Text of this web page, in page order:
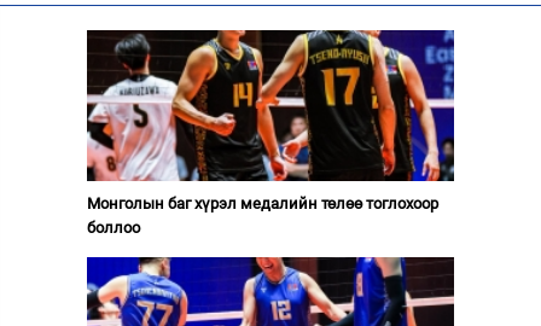
Монголын баг хүрэл медалийн төлөө тоглохоор
боллоо